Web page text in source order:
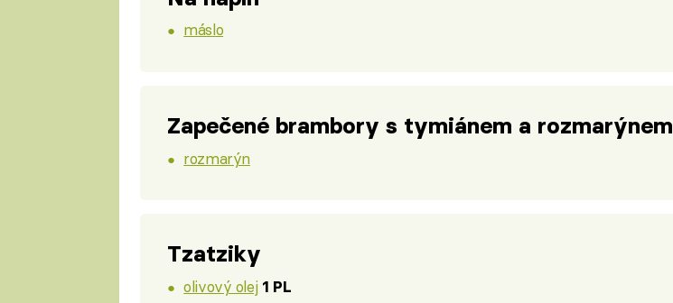
máslo
Zapečené brambory s tymiánem a rozmarýnem
rozmarýn
Tzatziky
olivový olej 1 PL